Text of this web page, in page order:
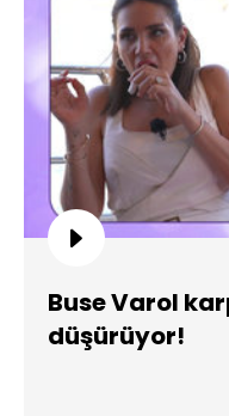
Buse Varol
düşürüyor!